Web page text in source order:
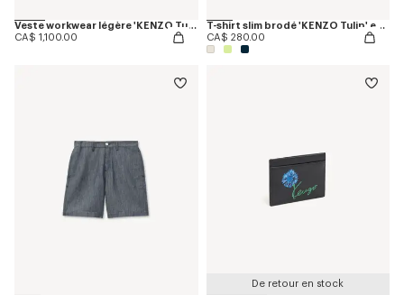
Veste workwear légère 'KENZO Tulip' en coton et lin
CA$ 1,100.00
T-shirt slim brodé 'KENZO Tulip' en coton
CA$ 280.00
De retour en stock